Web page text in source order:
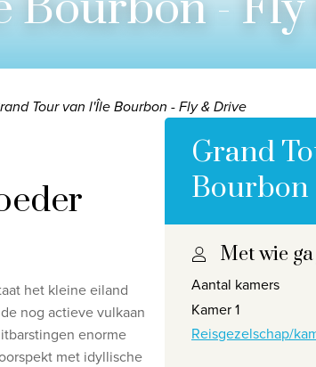
Tour van l'Île Bourbon - Fly & Drive
het kleine eiland
nog actieve vulkaan
enorme
met idyllische
Grand
Bourbon
Met wie ga
Aantal kamers
Kamer 1
Reisgezelschap/